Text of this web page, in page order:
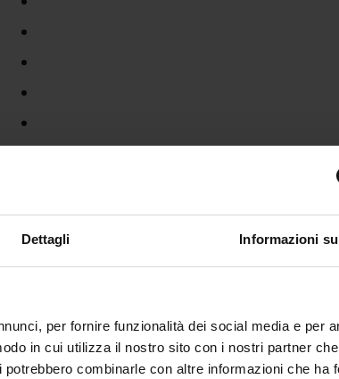
Dettagli Informazioni
per fornire funzionalità dei social media e per
in cui utilizza il nostro sito con i nostri partner
combinarle con altre informazioni che ha